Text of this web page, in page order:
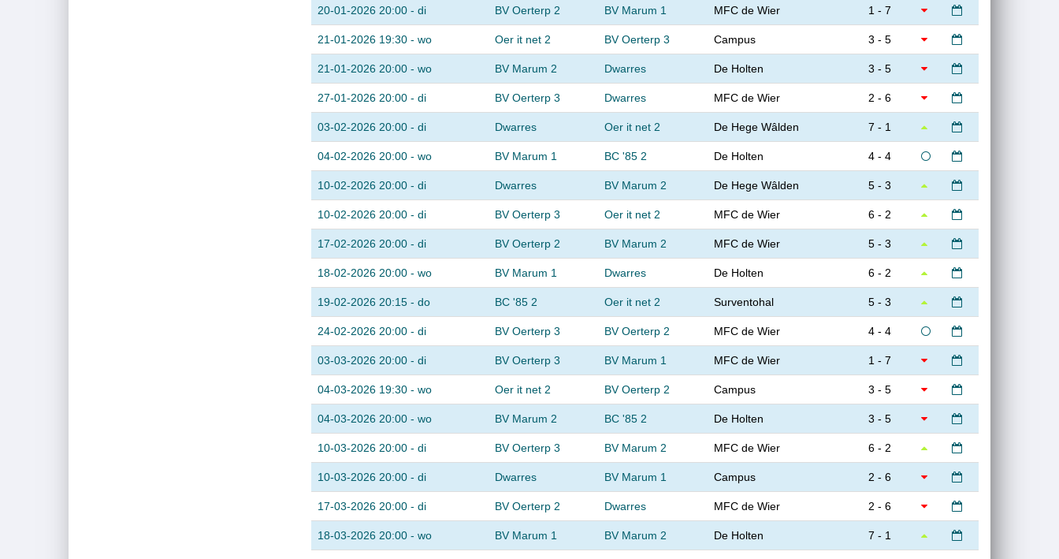
20-01-2026 20:00 - di BV Oerterp 2 BV Marum 1 MFC de Wier 1 - 7
21-01-2026 19:30 - wo Oer it net 2 BV Oerterp 3 Campus 3 - 5
21-01-2026 20:00 - wo BV Marum 2 Dwarres De Holten 3 - 5
27-01-2026 20:00 - di BV Oerterp 3 Dwarres MFC de Wier 2 - 6
03-02-2026 20:00 - di Dwarres Oer it net 2 De Hege Wâlden 7 - 1
04-02-2026 20:00 - wo BV Marum 1 BC '85 2 De Holten 4 - 4
10-02-2026 20:00 - di Dwarres BV Marum 2 De Hege Wâlden 5 - 3
10-02-2026 20:00 - di BV Oerterp 3 Oer it net 2 MFC de Wier 6 - 2
17-02-2026 20:00 - di BV Oerterp 2 BV Marum 2 MFC de Wier 5 - 3
18-02-2026 20:00 - wo BV Marum 1 Dwarres De Holten 6 - 2
19-02-2026 20:15 - do BC '85 2 Oer it net 2 Surventohal 5 - 3
24-02-2026 20:00 - di BV Oerterp 3 BV Oerterp 2 MFC de Wier 4 - 4
03-03-2026 20:00 - di BV Oerterp 3 BV Marum 1 MFC de Wier 1 - 7
04-03-2026 19:30 - wo Oer it net 2 BV Oerterp 2 Campus 3 - 5
04-03-2026 20:00 - wo BV Marum 2 BC '85 2 De Holten 3 - 5
10-03-2026 20:00 - di BV Oerterp 3 BV Marum 2 MFC de Wier 6 - 2
10-03-2026 20:00 - di Dwarres BV Marum 1 Campus 2 - 6
17-03-2026 20:00 - di BV Oerterp 2 Dwarres MFC de Wier 2 - 6
18-03-2026 20:00 - wo BV Marum 1 BV Marum 2 De Holten 7 - 1